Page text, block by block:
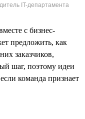
IT-департамента
с бизнес-
предложить, как
заказчиков,
шаг, поэтому идеи
команда признает